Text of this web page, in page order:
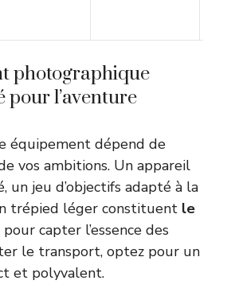
photographique
pour l’aventure
équipement dépend de
vos ambitions. Un appareil
un jeu d’objectifs adapté à la
trépied léger constituent le
pour capter l’essence des
le transport, optez pour un
et polyvalent.